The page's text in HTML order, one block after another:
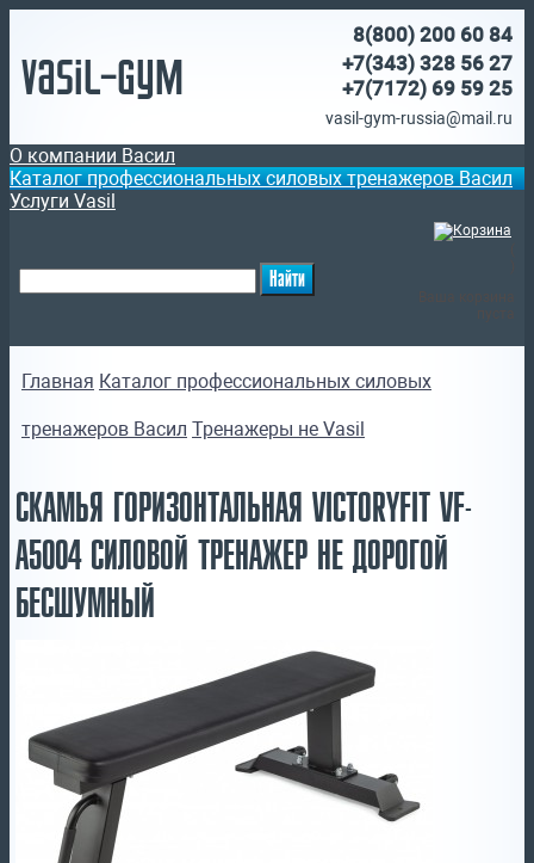
Vasil-Gym
8(800) 200 60 84
+7(343) 328 56 27
+7(7172) 69 59 25
vasil-gym-russia@mail.ru
О компании Васил
Каталог профессиональных силовых тренажеров Васил
Услуги Vasil
Главная Каталог профессиональных силовых
тренажеров Васил Тренажеры не Vasil
СКАМЬЯ ГОРИЗОНТАЛЬНАЯ VICTORYFIT VF-
A5004 СИЛОВОЙ ТРЕНАЖЕР НЕ ДОРОГОЙ
БЕСШУМНЫЙ